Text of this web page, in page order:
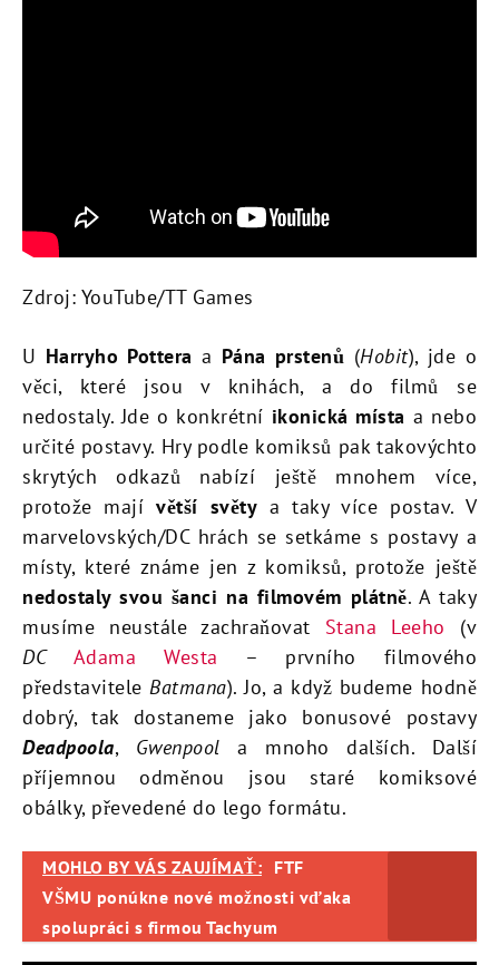
Zdroj: YouTube/TT Games
U Harryho Pottera a Pána prstenů (Hobit), jde o
věci, které jsou v knihách, a do filmů se
nedostaly. Jde o konkrétní ikonická místa a nebo
určité postavy. Hry podle komiksů pak takovýchto
skrytých odkazů nabízí ještě mnohem více,
protože majívětší světy a taky více postav. V
marvelovských/DC hrách se setkáme s postavy a
místy, které známe jen z komiksů, protože ještě
nedostaly svou šanci na filmovém plátně. A taky
musíme neustále zachraňovat Stana Leeho (v
DC
Adama Westa – prvního filmového
představiteleBatmana). Jo, a když budeme hodně
dobrý, tak dostaneme jako bonusové postavy
Deadpoola, Gwenpool a mnoho dalších. Další
příjemnou odměnou jsou staré komiksové
obálky, převedené do lego formátu.
MOHLO BY VÁS ZAUJÍMAŤ: FTF
VŠMU ponúkne nové možnosti vďaka
spolupráci s firmou Tachyum